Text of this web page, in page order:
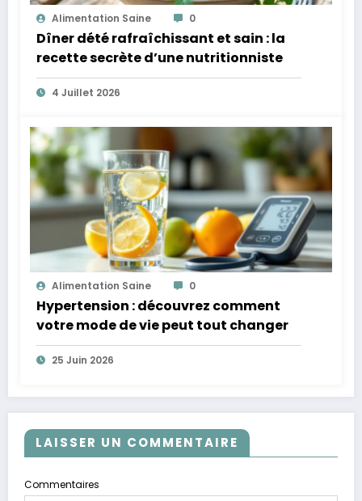
Alimentation Saine 0
Dîner dété rafraîchissant et sain : la
recette secrète d’une nutritionniste
4 Juillet 2026
Alimentation Saine 0
Hypertension : découvrez comment
votre mode de vie peut tout changer
25 Juin 2026
LAISSER UN COMMENTAIRE
Commentaires